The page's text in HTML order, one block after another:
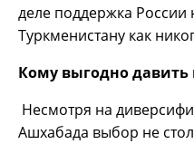
деле поддержка России
Туркменистану как
Кому выгодно
Несмотря на
Ашхабада выбор не